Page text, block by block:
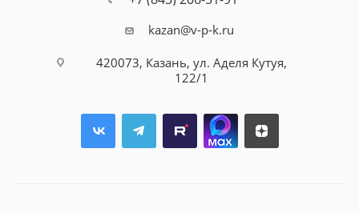
kazan@v-p-k.ru
420073, Казань, ул. Аделя Кутуя,
122/1